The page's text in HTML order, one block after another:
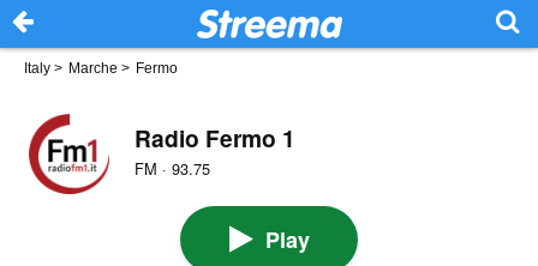
Italy > Marche > Fermo
Radio Fermo 1
FM · 93.75
Play